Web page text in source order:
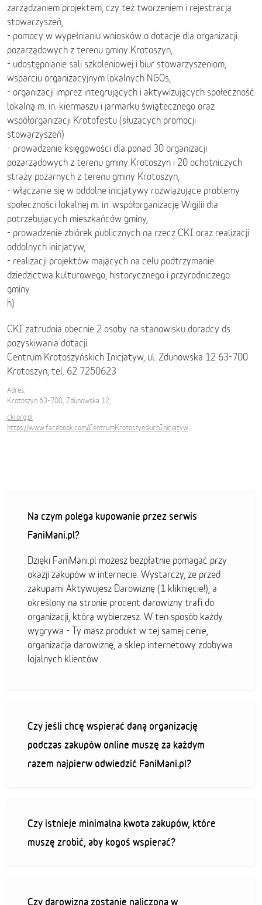
zarządzaniem projektem, czy też tworzeniem i rejestracją
stowarzyszeń,
- pomocy w wypełnianiu wniosków o dotacje dla organizacji
pozarządowych z terenu gminy Krotoszyn,
- udostępnianie sali szkoleniowej i biur stowarzyszeniom,
wsparciu organizacyjnym lokalnych NGOs,
- organizacji imprez integrujących i aktywizujących społeczność
lokalną m. in. kiermaszu i jarmarku świątecznego oraz
współorganizacji Krotofestu (służacych promocji
stowarzyszeń)
- prowadzenie księgowości dla ponad 30 organizacji
pozarządowych z terenu gminy Krotoszyn i 20 ochotniczych
straży pożarnych z terenu gminy Krotoszyn,
- włączanie się w oddolne inicjatywy rozwiązujące problemy
społeczności lokalnej m. in. współorganizację Wigilii dla
potrzebujących mieszkańców gminy,
- prowadzenie zbiórek publicznych na rzecz CKI oraz realizacji
oddolnych inicjatyw,
- realizacji projektów mających na celu podtrzymanie
dziedzictwa kulturowego, historycznego i przyrodniczego
gminy.
h)
CKI zatrudnia obecnie 2 osoby na stanowisku doradcy ds.
pozyskiwania dotacji.
Centrum Krotoszyńskich Inicjatyw, ul. Zdunowska 12 63-700
Krotoszyn, tel. 62 7250623
Adres:
Krotoszyn 63-700, Zdunowska 12,
cki.org.pl
https://www.facebook.com/CentrumKrotoszynskichInicjatyw
Na czym polega kupowanie przez serwis
FaniMani.pl?
Dzięki FaniMani.pl możesz bezpłatnie pomagać przy
okazji zakupów w internecie. Wystarczy, że przed
zakupami Aktywujesz Darowiznę (1 kliknięcie!), a
określony na stronie procent darowizny trafi do
organizacji, którą wybierzesz. W ten sposób każdy
wygrywa - Ty masz produkt w tej samej cenie,
organizacja darowiznę, a sklep internetowy zdobywa
lojalnych klientów
Czy jeśli chcę wspierać daną organizację
podczas zakupów online muszę za każdym
razem najpierw odwiedzić FaniMani.pl?
Czy istnieje minimalna kwota zakupów, które
muszę zrobić, aby kogoś wspierać?
Czy darowizna zostanie naliczona w